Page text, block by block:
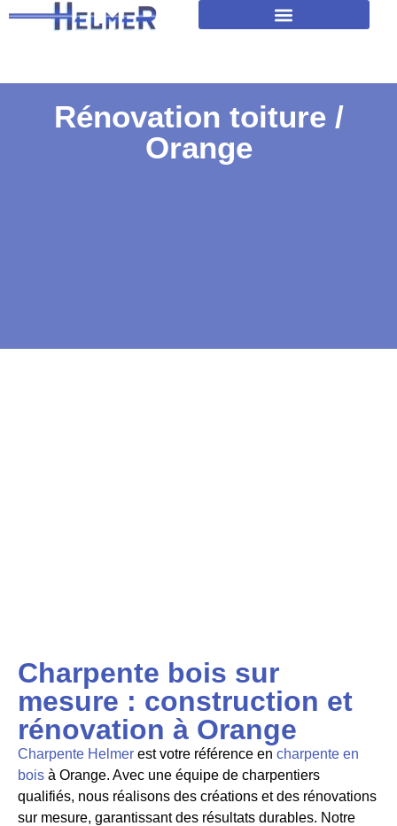
Rénovation toiture /
Orange
Charpente bois sur
mesure : construction et
rénovation à Orange
Charpente Helmer est votre référence en charpente en
bois à Orange. Avec une équipe de charpentiers
qualifiés, nous réalisons des créations et des rénovations
sur mesure, garantissant des résultats durables. Notre